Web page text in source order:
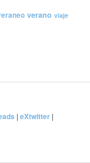
verano viaje
|eXtwitter |